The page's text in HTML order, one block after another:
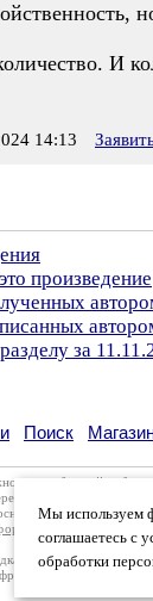
И
14:13
произведение
за
Мы используем
соглашаетесь с
обработки
Поиск
свободной
правил
о портале
100 тысяч
количество